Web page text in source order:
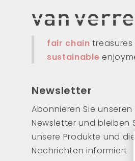
fair chaintreasures
sustainable
Newsletter
Abonnieren Sie unseren
Newsletter und bleiben
unsere Produkte und
Nachrichten informiert